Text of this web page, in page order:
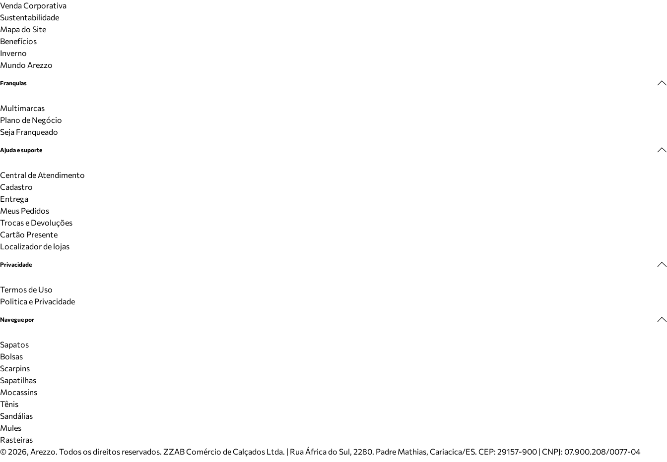
Venda Corporativa
Sustentabilidade
Mapa do Site
Benefícios
Inverno
Mundo Arezzo
Franquias
Multimarcas
Plano de Negócio
Seja Franqueado
Ajuda e suporte
Central de Atendimento
Cadastro
Entrega
Meus Pedidos
Trocas e Devoluções
Cartão Presente
Localizador de lojas
Privacidade
Termos de Uso
Politica e Privacidade
Navegue por
Sapatos
Bolsas
Scarpins
Sapatilhas
Mocassins
Tênis
Sandálias
Mules
Rasteiras
©2026, Arezzo. Todos os direitos reservados. ZZAB Comércio de Calçados Ltda. | Rua África do Sul, 2280. Padre Mathias, Cariacica/ES. CEP: 29157-900 | CNPJ: 07.900.208/0077-04